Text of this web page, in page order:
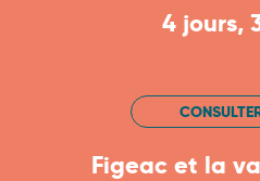
4 jours,
Figeac et la